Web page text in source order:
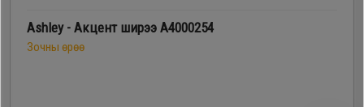
Ashley - Акцент ширээ A4000254
Зочны өрөө